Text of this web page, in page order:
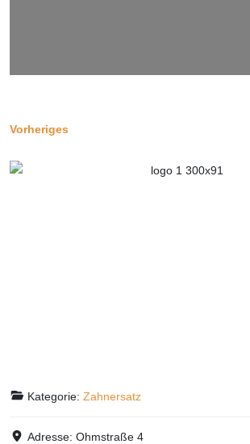
Vorheriges
Kategorie:Zahnersatz
Adresse:Ohmstraße 4